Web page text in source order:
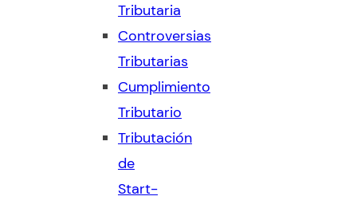
Tributaria
Controversias
Tributarias
Cumplimiento
Tributario
Tributación
de
Start-